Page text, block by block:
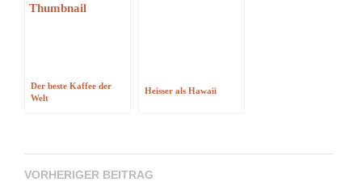
Der beste Kaffee der
Welt
Heisser als Hawaii
Beitragsnavigation
VORHERIGER BEITRAG